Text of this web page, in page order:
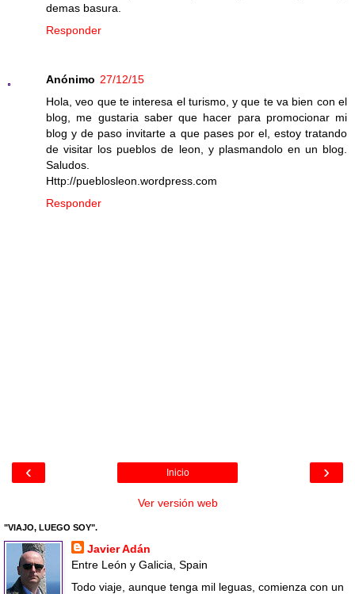
demas basura.
Responder
Anónimo 27/12/15
Hola, veo que te interesa el turismo, y que te va bien con el
blog, me gustaria saber que hacer para promocionar mi
blog y de paso invitarte a que pases por el, estoy tratando
de visitar los pueblos de leon, y plasmandolo en un blog.
Saludos.
Http://pueblosleon.wordpress.com
Responder
‹ ›
Inicio
Ver versión web
"VIAJO, LUEGO SOY".
Javier Adán
Entre León y Galicia, Spain
Todo viaje, aunque tenga mil leguas, comienza con un